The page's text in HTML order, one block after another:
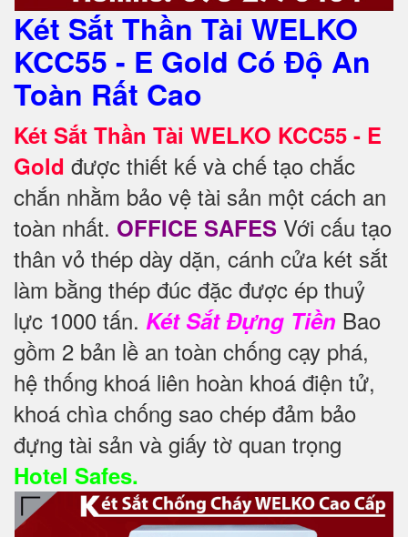
Két Sắt Thần Tài WELKO
KCC55 - E Gold Có Độ An
Toàn Rất Cao
Két Sắt Thần Tài WELKO KCC55 - E
Gold được thiết kế và chế tạo chắc
chắn nhằm bảo vệ tài sản một cách an
toàn nhất. OFFICE SAFES Với cấu tạo
thân vỏ thép dày dặn, cánh cửa két sắt
làm bằng thép đúc đặc được ép thuỷ
lực 1000 tấn. Két Sắt Đựng Tiền Bao
gồm 2 bản lề an toàn chống cạy phá,
hệ thống khoá liên hoàn khoá điện tử,
khoá chìa chống sao chép đảm bảo
đựng tài sản và giấy tờ quan trọng
Hotel Safes.